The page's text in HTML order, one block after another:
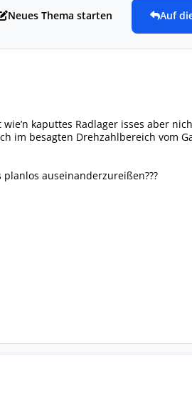
Neues Thema starten Auf
kaputtes Radlager isses aber
im besagten Drehzahlbereich vom
auseinanderzureißen???